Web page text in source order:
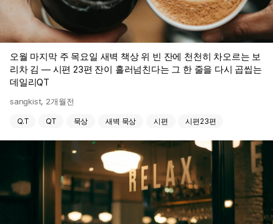
오월 마지막 주 목요일 새벽 책상 위 빈 잔에 천천히 차오르는 보
리차 김 — 시편 23편 잔이 흘러넘친다는 그 한 줄을 다시 곱씹는
데일리QT
sangkist, 2개월전
Q.T QT 묵상 새벽 묵상 시편 시편23편